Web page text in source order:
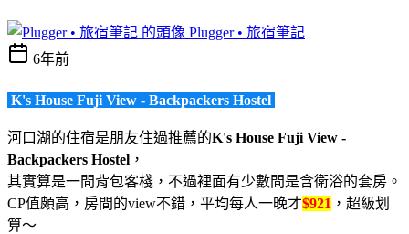
Plugger • 旅宿筆記
6年前
K's House Fuji View - Backpackers Hostel
河口湖的住宿是朋友住過推薦的K's House Fuji View -
Backpackers Hostel ，
其實算是一間背包客棧，不過裡面有少數間是含衛浴的套房。
CP值頗高，房間的view不錯，平均每人一晚才$921 ，超級划
算～